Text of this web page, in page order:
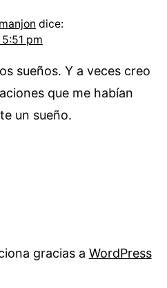
dice:
pm
sueños. Y a veces creo
que me habían
un sueño.
gracias a WordPress